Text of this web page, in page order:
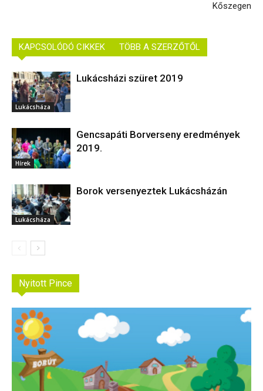
Kőszegen
KAPCSOLÓDÓ CIKKEK TÖBB A SZERZŐTŐL
Lukácsháza
Lukácsházi szüret 2019
Hírek
Gencsapáti Borverseny eredmények
2019.
Lukácsháza
Borok versenyeztek Lukácsházán
Nyitott Pince